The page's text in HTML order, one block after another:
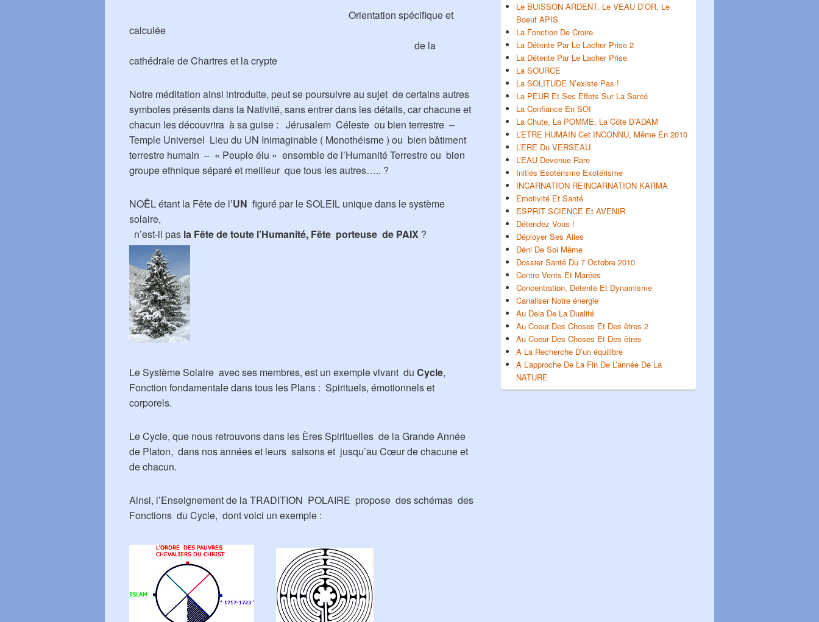
Orientation spécifique et
calculée
de la
cathédrale de Chartres et la crypte
Notre méditation ainsi introduite, peut se poursuivre au sujet de certains autres
symboles présents dans la Nativité, sans entrer dans les détails, car chacune et
chacun les découvrira à sa guise : Jérusalem Céleste ou bien terrestre –
Temple Universel Lieu du UN Inimaginable ( Monothéisme ) ou bien bâtiment
terrestre humain – « Peuple élu » ensemble de l’Humanité Terrestre ou bien
groupe ethnique séparé et meilleur que tous les autres….. ?
NOËL étant la Fête de l’UN figuré par le SOLEIL unique dans le système
solaire,
n’est-il pas la Fête de toute l’Humanité, Fête porteuse de PAIX ?
Le Système Solaire avec ses membres, est un exemple vivant du Cycle,
Fonction fondamentale dans tous les Plans : Spirituels, émotionnels et
corporels.
Le Cycle, que nous retrouvons dans les Ères Spirituelles de la Grande Année
de Platon, dans nos années et leurs saisons et jusqu’au Cœur de chacune et
de chacun.
Ainsi, l’Enseignement de la TRADITION POLAIRE propose des schémas des
Fonctions du Cycle, dont voici un exemple :
Le BUISSON ARDENT, Le VEAU D’OR, Le
Boeuf APIS
La Fonction De Croire
La Détente Par Le Lacher Prise 2
La Détente Par Le Lacher Prise
La SOURCE
La SOLITUDE N’existe Pas !
La PEUR Et Ses Effets Sur La Santé
La Confiance En SOI
La Chute, La POMME, La Côte D’ADAM
L’ETRE HUMAIN Cet INCONNU, Même En 2010
L’ERE Du VERSEAU
L’EAU Devenue Rare
Initiés Esotérisme Exotérisme
INCARNATION REINCARNATION KARMA
Emotivité Et Santé
ESPRIT SCIENCE Et AVENIR
Détendez Vous !
Déployer Ses Ailes
Déni De Soi Même
Dossier Santé Du 7 Octobre 2010
Contre Vents Et Marées
Concentration, Détente Et Dynamisme
Canaliser Notre énergie
Au Dela De La Dualité
Au Coeur Des Choses Et Des êtres 2
Au Coeur Des Choses Et Des êtres
A La Recherche D’un équilibre
A L’approche De La Fin De L’année De La
NATURE